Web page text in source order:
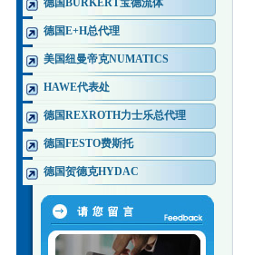
德国BURKERT宝德流体
德国E+H总代理
美国纽曼帝克NUMATICS
HAWE代表处
德国REXROTH力士乐总代理
德国FESTO费斯托
德国贺德克HYDAC